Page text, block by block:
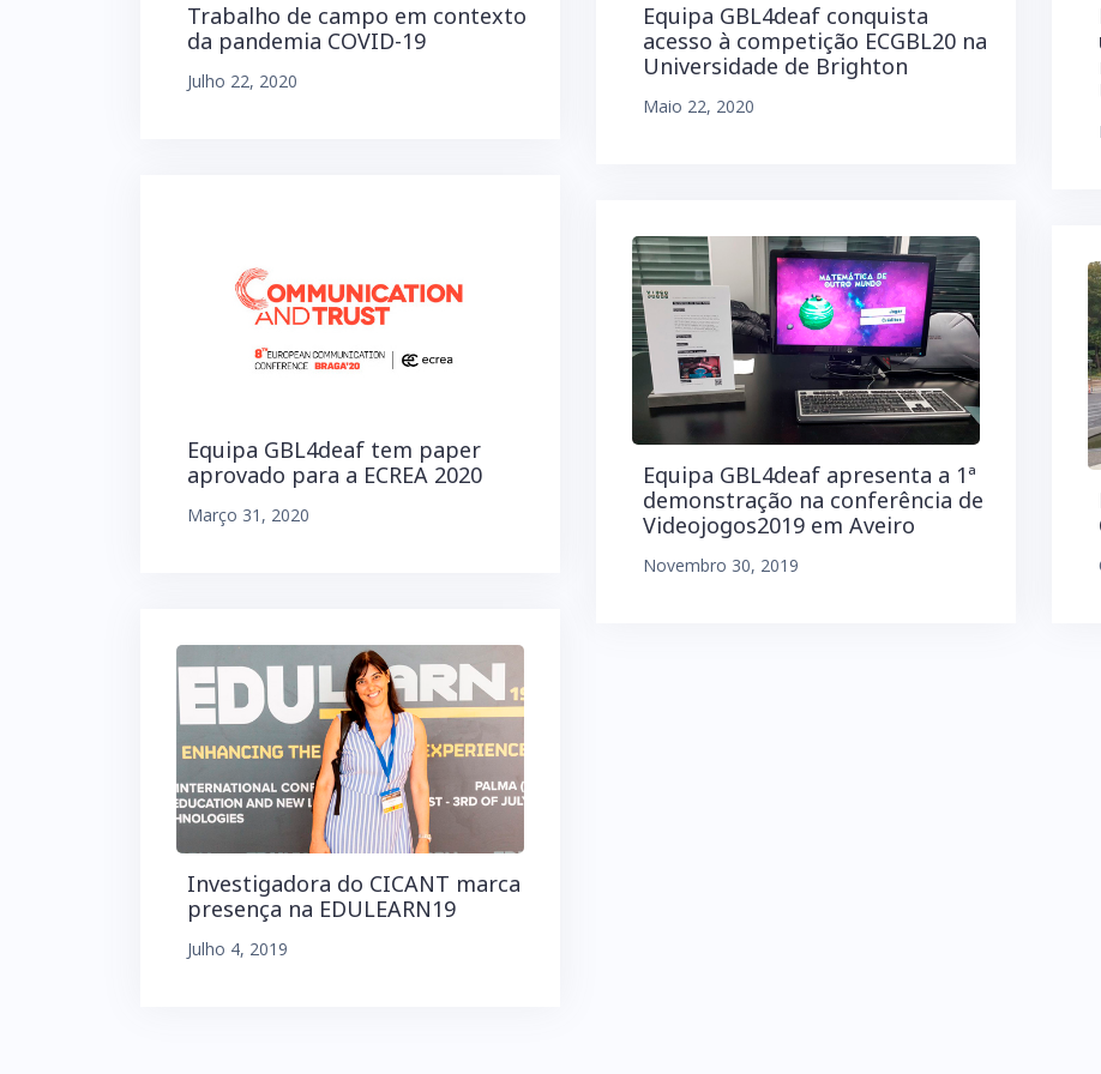
Trabalho de campo em contexto
da pandemia COVID-19
Julho 22, 2020
Equipa GBL4deaf conquista
acesso à competição ECGBL20 na
Universidade de Brighton
Maio 22, 2020
Equipa GBL4deaf tem paper
aprovado para a ECREA 2020
Março 31, 2020
Equipa GBL4deaf apresenta a 1ª
demonstração na conferência de
Videojogos2019 em Aveiro
Novembro 30, 2019
Investigadora do CICANT marca
presença na EDULEARN19
Julho 4, 2019